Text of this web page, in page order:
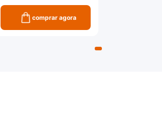
comprar agora